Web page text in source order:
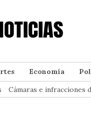
Economía
Cámaras e infracciones